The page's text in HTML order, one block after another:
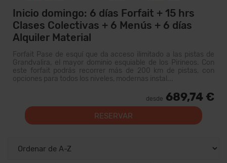
Inicio domingo: 6 días Forfait + 15 hrs
Clases Colectivas + 6 Menús + 6 días
Alquiler Material
Forfait Pase de esquí que da acceso ilimitado a las pistas de
Grandvalira, el mayor dominio esquiable de los Pirineos. Con
este forfait podrás recorrer más de 200 km de pistas, con
opciones para todos los niveles, modernas instal...
desde 689,74 €
RESERVAR